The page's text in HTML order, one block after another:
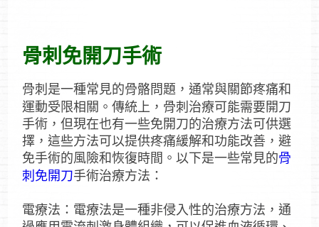
骨刺免開刀手術
骨刺是一種常見的骨骼問題，通常與關節疼痛和
運動受限相關。傳統上，骨刺治療可能需要開刀
手術，但現在也有一些免開刀的治療方法可供選
擇，這些方法可以提供疼痛緩解和功能改善，避
免手術的風險和恢復時間。以下是一些常見的骨
刺免開刀手術治療方法：
電療法：電療法是一種非侵入性的治療方法，通